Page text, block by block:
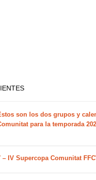
son los dos grupos y
para la temporada
– IV Supercopa Comunitat